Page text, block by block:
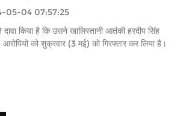
05-04 07:57:25
दावा किया है कि उसने खालिस्तानी आतंकी हरदीप सिंह
को शुक्रवार (3 मई) को गिरफ्तार कर लिया है।